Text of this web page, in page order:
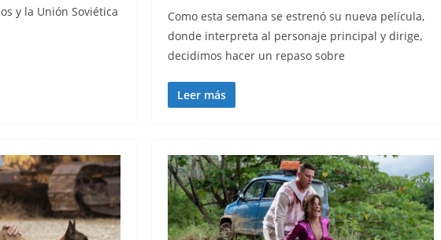
y la Unión Soviética
Como esta semana se estrenó su nueva película,
donde interpreta al personaje principal y dirige,
decidimos hacer un repaso sobre
Leer más